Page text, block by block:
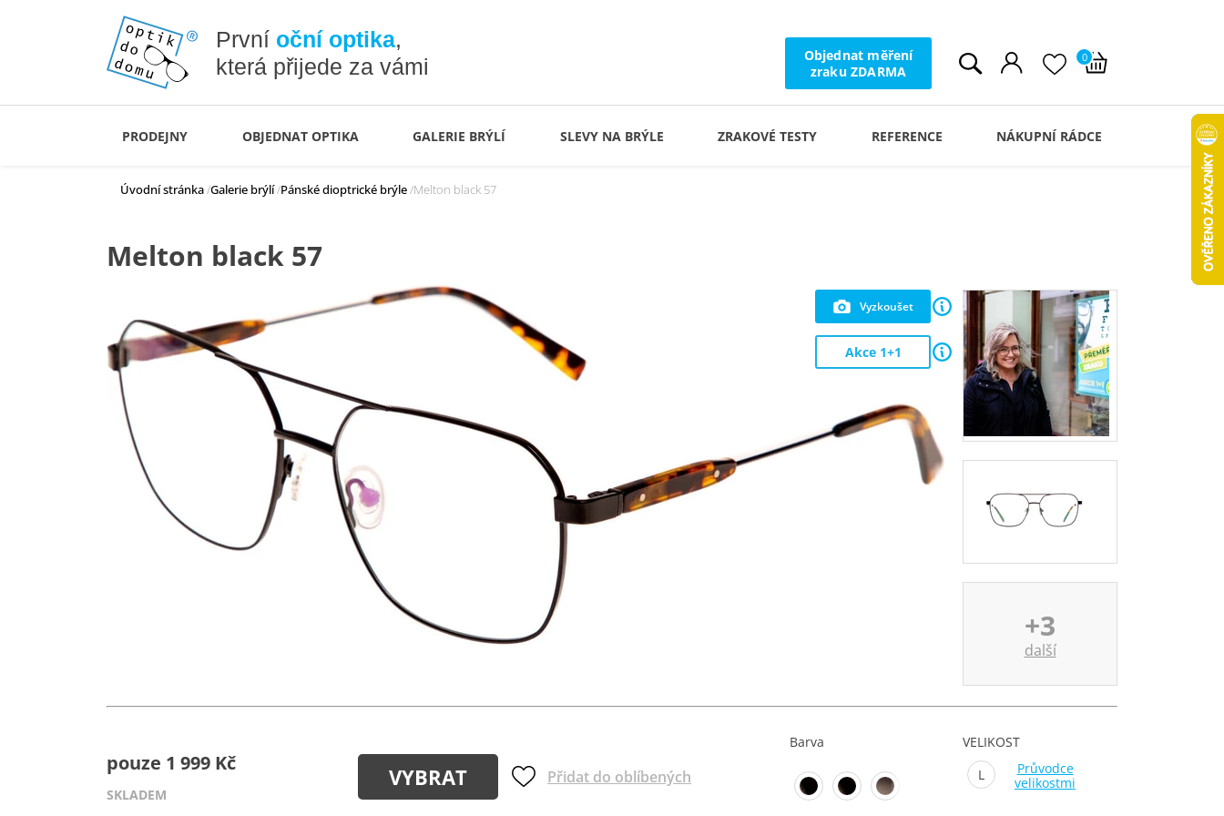
0
Objednat měření
zraku ZDARMA
První oční optika,
která přijede za vámi
PRODEJNY OBJEDNAT OPTIKA GALERIE BRÝLÍ SLEVY NA BRÝLE ZRAKOVÉ TESTY REFERENCE NÁKUPNÍ RÁDCE
Úvodní stránka Galerie brýlí Pánské dioptrické brýle Melton black 57
Melton black 57
Vyzkoušet
Akce 1+1
+3
další
Barva
VYBRAT Přidat do oblíbených
pouze 1 999 Kč
SKLADEM
VELIKOST
L
Průvodce
velikostmi